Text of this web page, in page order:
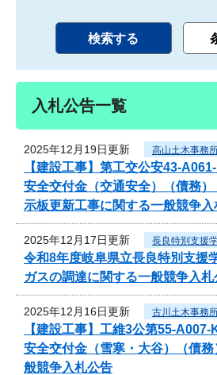
入札公告一覧
2025年12月19日更新 高山土木事務
【建設工事】第工交公安43-
安全交付金（交通安全）（債務
示板更新工事に関する一般競争入
2025年12月17日更新 長良特別支援
令和8年度岐阜県立長良特別支援
ガスの調達に関する一般競争入札
2025年12月16日更新 古川土木事務
【建設工事】工維3公第55-
安全交付金（雪寒・大谷）（債
般競争入札公告